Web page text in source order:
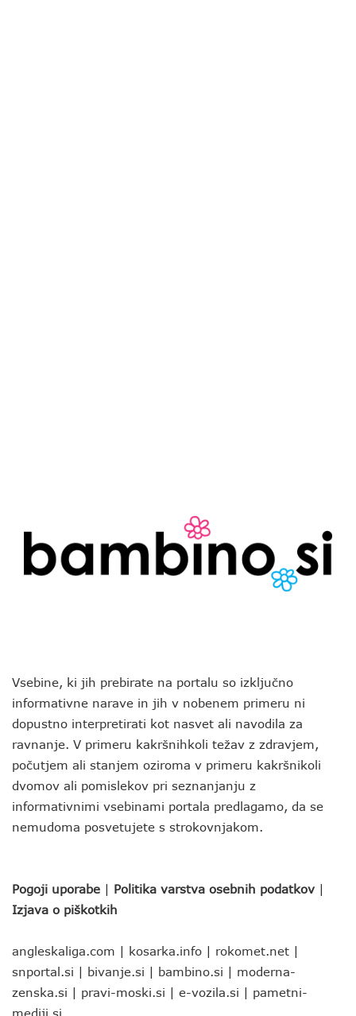
Vsebine, ki jih prebirate na portalu so izključno
informativne narave in jih v nobenem primeru ni
dopustno interpretirati kot nasvet ali navodila za
ravnanje. V primeru kakršnihkoli težav z zdravjem,
počutjem ali stanjem oziroma v primeru kakršnikoli
dvomov ali pomislekov pri seznanjanju z
informativnimi vsebinami portala predlagamo, da se
nemudoma posvetujete s strokovnjakom.
Pogoji uporabe | Politika varstva osebnih podatkov |
Izjava o piškotkih
angleskaliga.com | kosarka.info | rokomet.net |
snportal.si | bivanje.si | bambino.si | moderna-
zenska.si | pravi-moski.si | e-vozila.si | pametni-
mediji.si